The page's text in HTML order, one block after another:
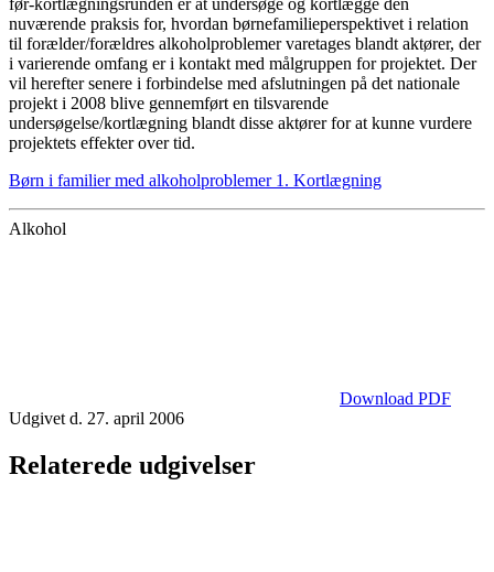
før-kortlægningsrunden er at undersøge og kortlægge den
nuværende praksis for, hvordan børnefamilieperspektivet i relation
til forælder/forældres alkoholproblemer varetages blandt aktører, der
i varierende omfang er i kontakt med målgruppen for projektet. Der
vil herefter senere i forbindelse med afslutningen på det nationale
projekt i 2008 blive gennemført en tilsvarende
undersøgelse/kortlægning blandt disse aktører for at kunne vurdere
projektets effekter over tid.
Børn i familier med alkoholproblemer 1. Kortlægning
Alkohol
Download PDF
Udgivet d. 27. april 2006
Relaterede udgivelser